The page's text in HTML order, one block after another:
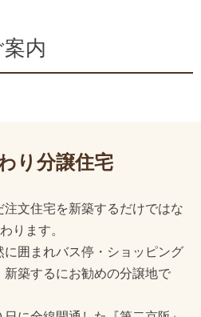
内
り分譲住宅
文住宅を新築するだけではな
ります。
囲まれバス停・ショッピング
築するにお勧めの分譲地で